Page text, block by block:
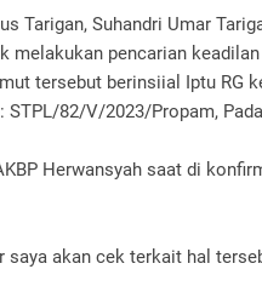
Tarigan, Suhandri Umar
melakukan pencarian
tersebut berinsiial Iptu RG
82/V/2023/Propam,
Herwansyah saat di
saya akan cek terkait hal